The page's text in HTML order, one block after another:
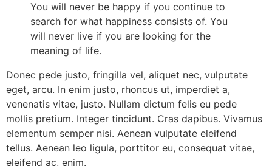
You will never be happy if you continue to
search for what happiness consists of. You
will never live if you are looking for the
meaning of life.
Donec pede justo, fringilla vel, aliquet nec, vulputate
eget, arcu. In enim justo, rhoncus ut, imperdiet a,
venenatis vitae, justo. Nullam dictum felis eu pede
mollis pretium. Integer tincidunt. Cras dapibus. Vivamus
elementum semper nisi. Aenean vulputate eleifend
tellus. Aenean leo ligula, porttitor eu, consequat vitae,
eleifend ac, enim.